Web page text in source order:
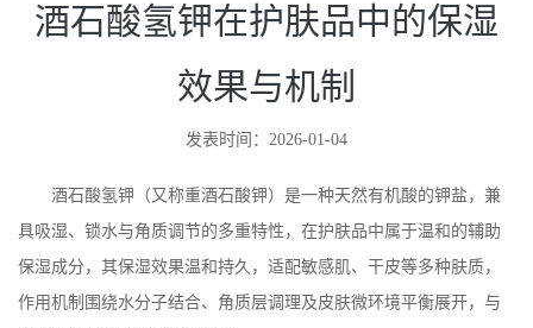
酒石酸氢钾在护肤品中的保湿
效果与机制
发表时间：2026-01-04
酒石酸氢钾（又称重酒石酸钾）是一种天然有机酸的钾盐，兼
具吸湿、锁水与角质调节的多重特性，在护肤品中属于温和的辅助
保湿成分，其保湿效果温和持久，适配敏感肌、干皮等多种肤质，
作用机制围绕水分子结合、角质层调理及皮肤微环境平衡展开，与